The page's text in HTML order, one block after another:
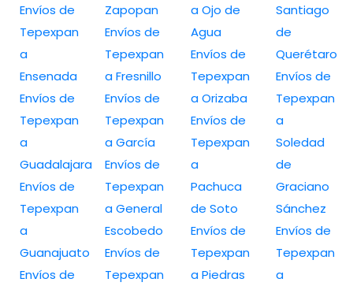
Envíos de
Tepexpan
a
Ensenada
Envíos de
Tepexpan
a
Guadalajara
Envíos de
Tepexpan
a
Guanajuato
Envíos de
Zapopan
Envíos de
Tepexpan
a Fresnillo
Envíos de
Tepexpan
a García
Envíos de
Tepexpan
a General
Escobedo
Envíos de
Tepexpan
a Ojo de
Agua
Envíos de
Tepexpan
a Orizaba
Envíos de
Tepexpan
a
Pachuca
de Soto
Envíos de
Tepexpan
a Piedras
Santiago
de
Querétaro
Envíos de
Tepexpan
a
Soledad
de
Graciano
Sánchez
Envíos de
Tepexpan
a